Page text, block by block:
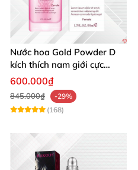
Nước hoa Gold Powder D
kích thích nam giới cực
mạnh tăng cường ham
600.000₫
845.000₫
-29%
(168)